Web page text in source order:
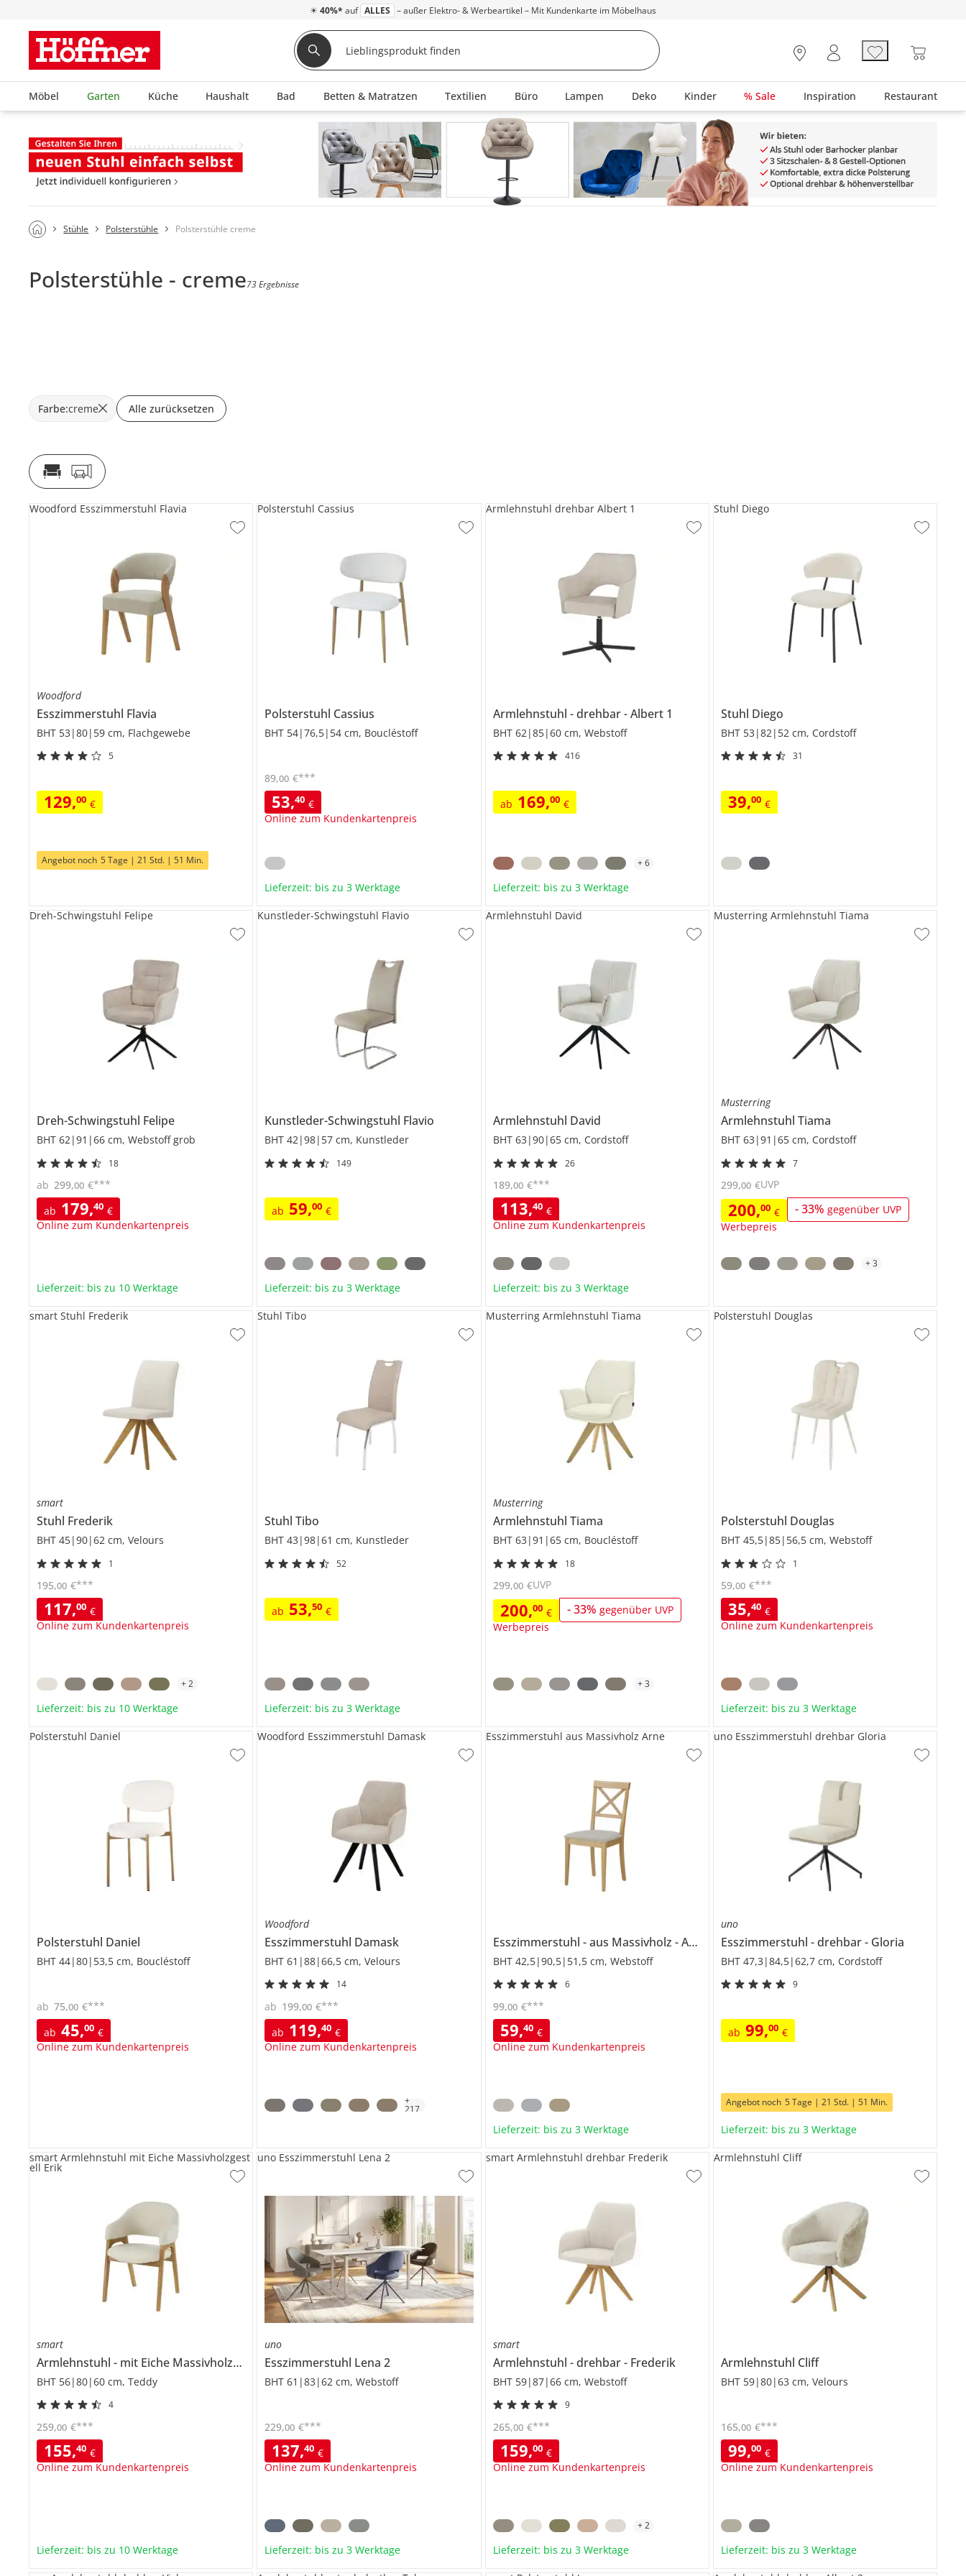
☀ 40%* auf ALLES – außer Elektro- & Werbeartikel – Mit Kundenkarte im Möbelhaus
Möbel Garten Küche Haushalt Bad Betten & Matratzen Textilien Büro Lampen Deko Kinder % Sale Inspiration Restaurant
Stühle Polsterstühle Polsterstühle creme
Polsterstühle - creme73 Ergebnisse
Farbe:creme Alle zurücksetzen
Woodford
Esszimmerstuhl Flavia
BHT 53|80|59 cm, Flachgewebe
5
129,00 €
Woodford Esszimmerstuhl Flavia
Angebot noch 5 Tage | 21 Std. | 51 Min.
Polsterstuhl Cassius
BHT 54|76,5|54 cm, Boucléstoff
53,40 €
Online zum Kundenkartenpreis
89,00 €***
Polsterstuhl Cassius
Lieferzeit: bis zu 3 Werktage
Armlehnstuhl drehbar Albert 1
BHT 62|85|60 cm, Webstoff
416
ab 169,00 €
Armlehnstuhl drehbar Albert 1
+6
Lieferzeit: bis zu 3 Werktage
Stuhl Diego
BHT 53|82|52 cm, Cordstoff
31
39,00 €
Stuhl Diego
Dreh-Schwingstuhl Felipe
BHT 62|91|66 cm, Webstoff grob
18
ab 179,40 €
Online zum Kundenkartenpreis
ab 299,00 €***
Dreh-Schwingstuhl Felipe
Lieferzeit: bis zu 10 Werktage
Kunstleder-Schwingstuhl Flavio
BHT 42|98|57 cm, Kunstleder
149
ab 59,00 €
Kunstleder-Schwingstuhl Flavio
Lieferzeit: bis zu 3 Werktage
Armlehnstuhl David
BHT 63|90|65 cm, Cordstoff
26
113,40 €
Online zum Kundenkartenpreis
189,00 €***
Armlehnstuhl David
Lieferzeit: bis zu 3 Werktage
Musterring
Armlehnstuhl Tiama
BHT 63|91|65 cm, Cordstoff
7
200,00 € -33% gegenüber UVP
Werbepreis
299,00 €UVP
Musterring Armlehnstuhl Tiama
+3
smart
Stuhl Frederik
BHT 45|90|62 cm, Velours
1
117,00 €
Online zum Kundenkartenpreis
195,00 €***
smart Stuhl Frederik
+2
Lieferzeit: bis zu 10 Werktage
StuhlTibo
BHT 43|98|61 cm, Kunstleder
52
ab 53,50 €
Stuhl Tibo
Lieferzeit: bis zu 3 Werktage
Musterring
Armlehnstuhl Tiama
BHT 63|91|65 cm, Boucléstoff
18
200,00 € -33% gegenüber UVP
Werbepreis
299,00 €UVP
Musterring Armlehnstuhl Tiama
+3
Polsterstuhl Douglas
BHT 45,5|85|56,5 cm, Webstoff
1
35,40 €
Online zum Kundenkartenpreis
59,00 €***
Polsterstuhl Douglas
Lieferzeit: bis zu 3 Werktage
Polsterstuhl Daniel
BHT 44|80|53,5 cm, Boucléstoff
ab 45,00 €
Online zum Kundenkartenpreis
ab 75,00 €***
Polsterstuhl Daniel
Woodford
Esszimmerstuhl Damask
BHT 61|88|66,5 cm, Velours
14
ab 119,40 €
Online zum Kundenkartenpreis
ab 199,00 €***
Woodford Esszimmerstuhl Damask
+
217
Esszimmerstuhl aus Massivholz Arne
BHT 42,5|90,5|51,5 cm, Webstoff
6
59,40 €
Online zum Kundenkartenpreis
99,00 €***
Esszimmerstuhl aus Massivholz Arne
Lieferzeit: bis zu 3 Werktage
uno
Esszimmerstuhl drehbar Gloria
BHT 47,3|84,5|62,7 cm, Cordstoff
9
ab 99,00 €
uno Esszimmerstuhl drehbar Gloria
Angebot noch 5 Tage | 21 Std. | 51 Min.
Lieferzeit: bis zu 3 Werktage
smart
Armlehnstuhl mit Eiche Massivholzgestell Erik
BHT 56|80|60 cm, Teddy
4
155,40 €
Online zum Kundenkartenpreis
259,00 €***
smart Armlehnstuhl mit Eiche Massivholzgest
ell Erik
Lieferzeit: bis zu 10 Werktage
uno
Esszimmerstuhl Lena 2
BHT 61|83|62 cm, Webstoff
137,40 €
Online zum Kundenkartenpreis
229,00 €***
uno Esszimmerstuhl Lena 2
Lieferzeit: bis zu 3 Werktage
smart
Armlehnstuhl drehbar Frederik
BHT 59|87|66 cm, Webstoff
9
159,00 €
Online zum Kundenkartenpreis
265,00 €***
smart Armlehnstuhl drehbar Frederik
+2
Lieferzeit: bis zu 3 Werktage
Armlehnstuhl Cliff
BHT 59|80|63 cm, Velours
99,00 €
Online zum Kundenkartenpreis
165,00 €***
Armlehnstuhl Cliff
Lieferzeit: bis zu 3 Werktage